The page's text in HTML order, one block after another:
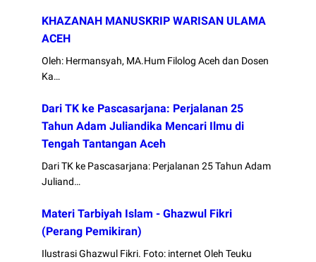
KHAZANAH MANUSKRIP WARISAN ULAMA
ACEH
Oleh: Hermansyah, MA.Hum Filolog Aceh dan Dosen
Ka…
Dari TK ke Pascasarjana: Perjalanan 25
Tahun Adam Juliandika Mencari Ilmu di
Tengah Tantangan Aceh
Dari TK ke Pascasarjana: Perjalanan 25 Tahun Adam
Juliand…
Materi Tarbiyah Islam - Ghazwul Fikri
(Perang Pemikiran)
Ilustrasi Ghazwul Fikri. Foto: internet Oleh Teuku